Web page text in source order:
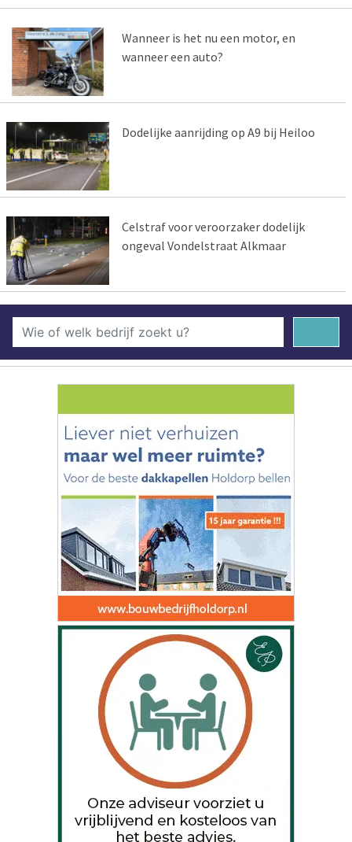
Wanneer is het nu een motor, en
wanneer een auto?
Dodelijke aanrijding op A9 bij Heiloo
Celstraf voor veroorzaker dodelijk
ongeval Vondelstraat Alkmaar